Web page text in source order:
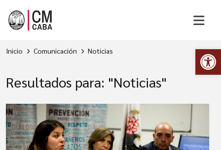
Inicio Comunicación Noticias
Resultados para: "Noticias"